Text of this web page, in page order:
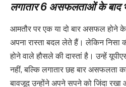
लगातार 6 असफलताओं के बाद
आमतौर पर एक या दो बार असफल होने के
अपना रास्ता बदल लेते हैं। लेकिन निसा
होने वाले हौसले की दास्तां है। उन्हें
नहीं, बल्कि लगातार छह बार असफलता
बावजूद उन्होंने अपने सपने को जिंदा रखा